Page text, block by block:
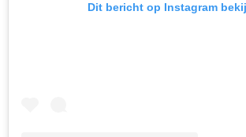
Dit bericht op Instagram